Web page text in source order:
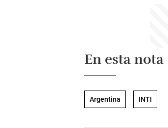
En esta nota
Argentina INTI